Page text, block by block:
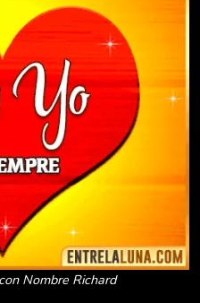
Nombre Richard